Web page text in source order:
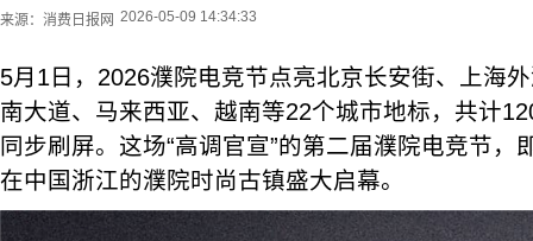
来源： 消费日报网 2026-05-09 14:34:33
5月1日，2026濮院电竞节点亮北京长安街、上海
南大道、马来西亚、越南等22个城市地标，共计
同步刷屏。这场“高调官宣”的第二届濮院电竞节，
在中国浙江的濮院时尚古镇盛大启幕。